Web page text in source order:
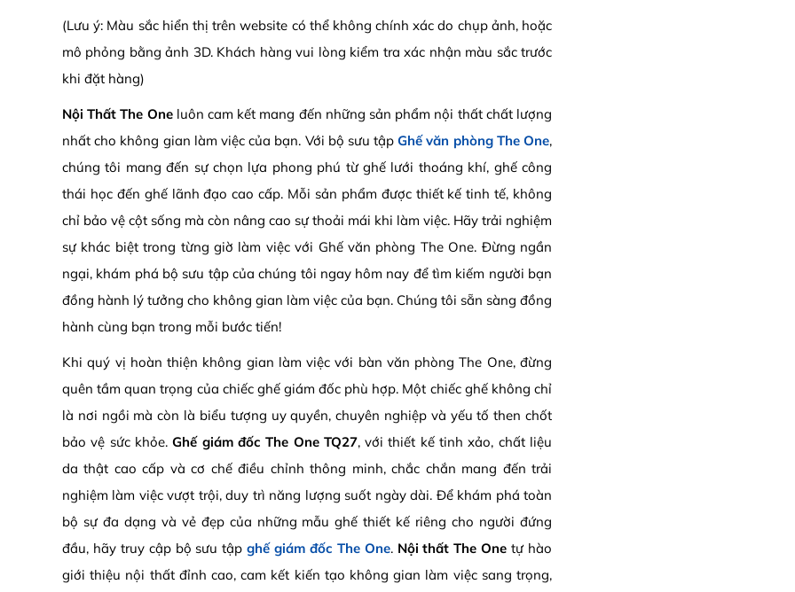
(Lưu ý: Màu sắc hiển thị trên website có thể không chính xác do chụp ảnh, hoặc
mô phỏng bằng ảnh 3D. Khách hàng vui lòng kiểm tra xác nhận màu sắc trước
khi đặt hàng)
Nội Thất The Oneluôn cam kết mang đến những sản phẩm nội thất chất lượng
nhất cho không gian làm việc của bạn. Với bộ sưu tậpGhế văn phòng The One,
chúng tôi mang đến sự chọn lựa phong phú từ ghế lưới thoáng khí, ghế công
thái học đến ghế lãnh đạo cao cấp. Mỗi sản phẩm được thiết kế tinh tế, không
chỉ bảo vệ cột sống mà còn nâng cao sự thoải mái khi làm việc. Hãy trải nghiệm
sự khác biệt trong từng giờ làm việc với Ghế văn phòng The One. Đừng ngần
ngại, khám phá bộ sưu tập của chúng tôi ngay hôm nay để tìm kiếm người bạn
đồng hành lý tưởng cho không gian làm việc của bạn. Chúng tôi sẵn sàng đồng
hành cùng bạn trong mỗi bước tiến!
Khi quý vị hoàn thiện không gian làm việc với bàn văn phòng The One, đừng
quên tầm quan trọng của chiếc ghế giám đốc phù hợp. Một chiếc ghế không chỉ
là nơi ngồi mà còn là biểu tượng uy quyền, chuyên nghiệp và yếu tố then chốt
bảo vệ sức khỏe.Ghế giám đốc The One TQ27, với thiết kế tinh xảo, chất liệu
da thật cao cấp và cơ chế điều chỉnh thông minh, chắc chắn mang đến trải
nghiệm làm việc vượt trội, duy trì năng lượng suốt ngày dài. Để khám phá toàn
bộ sự đa dạng và vẻ đẹp của những mẫu ghế thiết kế riêng cho người đứng
đầu, hãy truy cập bộ sưu tậpghế giám đốc The One. Nội thất The One tự hào
giới thiệu nội thất đỉnh cao, cam kết kiến tạo không gian làm việc sang trọng,